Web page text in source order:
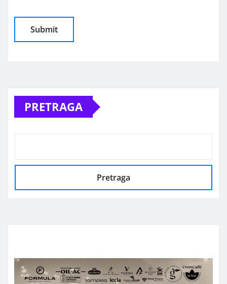
PRETRAGA
Pretraga